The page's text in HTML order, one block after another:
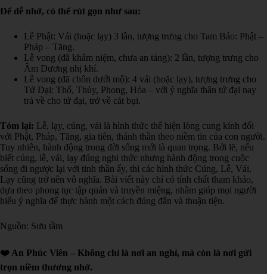
Để dễ nhớ, có thể rút gọn như sau:
Lễ Phật: Vái (hoặc lạy) 3 lần, tượng trưng cho Tam Bảo: Phật –
Pháp – Tăng.
Lễ vong (đã khâm niệm, chưa an táng): 2 lần, tượng trưng cho
Âm Dương nhị khí.
Lễ vong (đã chôn dưới mộ): 4 vái (hoặc lạy), tượng trưng cho
Tứ Đại: Thổ, Thủy, Phong, Hỏa – với ý nghĩa thân tứ đại nay
trả về cho tứ đại, trở về cát bụi.
Tóm lại: Lễ, lạy, cúng, vái là hình thức thể hiện lòng cung kính đối
với Phật, Pháp, Tăng, gia tiên, thánh thần theo niềm tin của con người.
Tuy nhiên, hành động trong đời sống mới là quan trọng. Bởi lẽ, nếu
biết cúng, lễ, vái, lạy đúng nghi thức nhưng hành động trong cuộc
sống đi ngược lại với tinh thần ấy, thì các hình thức Cúng, Lễ, Vái,
Lạy cũng trở nên vô nghĩa. Bài viết này chỉ có tính chất tham khảo,
dựa theo phong tục tập quán và truyền miệng, nhằm giúp mọi người
hiểu ý nghĩa để thực hành một cách đúng đắn và thuận tiện.
Nguồn: Sưu tầm
❤️ An Phúc Viên – Không chỉ là nơi an nghỉ, mà còn là nơi gửi
trọn niềm thương nhớ.